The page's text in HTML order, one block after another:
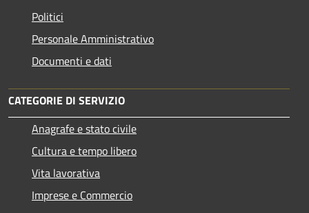
Politici
Personale Amministrativo
Documenti e dati
CATEGORIE DI SERVIZIO
Anagrafe e stato civile
Cultura e tempo libero
Vita lavorativa
Imprese e Commercio